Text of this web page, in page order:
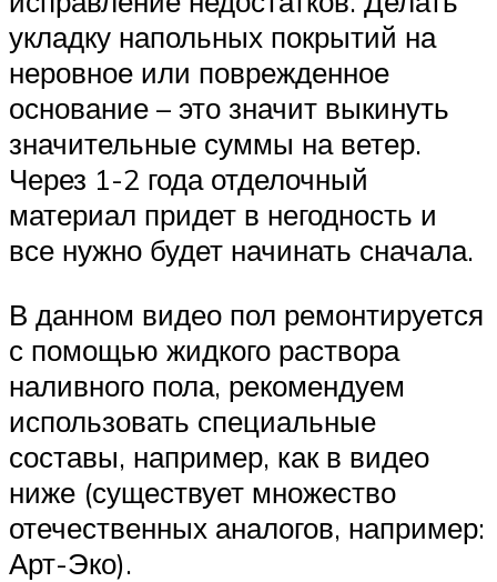
укладку напольных покрытий на
неровное или поврежденное
основание – это значит выкинуть
значительные суммы на ветер.
Через 1-2 года отделочный
материал придет в негодность и
все нужно будет начинать сначала.
В данном видео пол ремонтируется
с помощью жидкого раствора
наливного пола, рекомендуем
использовать специальные
составы, например, как в видео
ниже (существует множество
отечественных аналогов, например:
Арт-Эко).